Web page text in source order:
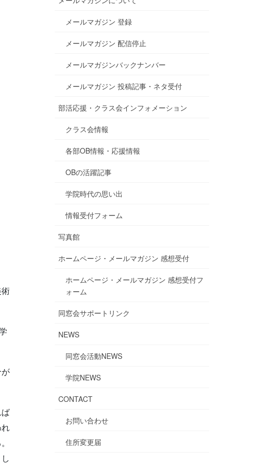
メールマガジン 登録
メールマガジン 配信停止
メールマガジンバックナンバー
メールマガジン 投稿記事・ネタ受付
部活応援・クラス会インフォメーション
クラス会情報
各部OB情報・応援情報
OBの活躍記事
学院時代の思い出
情報受付フォーム
写真館
ホームページ・メールマガジン 感想受付
ホームページ・メールマガジン 感想受付フ
ォーム
同窓会サポートリンク
NEWS
同窓会活動NEWS
学院NEWS
CONTACT
お問い合わせ
住所変更届